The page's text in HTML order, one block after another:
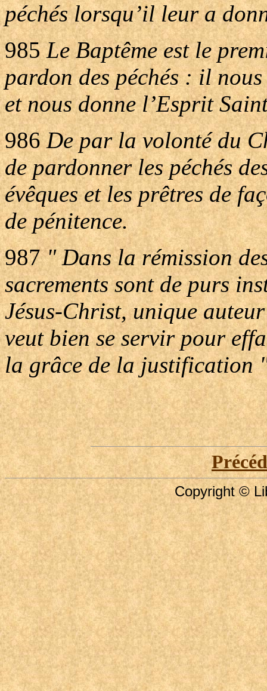
péchés lorsqu’il leur a
985Le Baptême est le
pardon des péchés : il
et nous donne l’Esprit
986De par la volonté du
de pardonner les péchés
évêques et les prêtres de
de pénitence.
987" Dans la rémission
sacrements sont de purs
Jésus-Christ, unique
veut bien se servir pour
la grâce de la justification
Copyright ©